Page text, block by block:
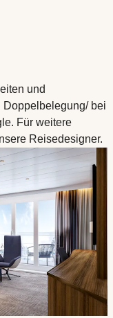
und
Doppelbelegung/ bei
Für weitere
Reisedesigner.